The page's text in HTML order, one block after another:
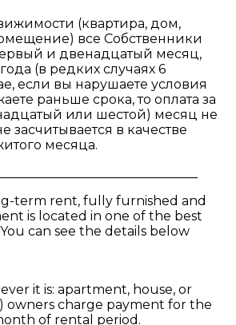
(квартира, дом,
все Собственники
и двенадцатый месяц,
(в редких случаях 6
если вы нарушаете условия
раньше срока, то оплата за
или шестой) месяц не
засчитывается в качестве
месяца.
term rent, fully furnished and
is located in one of the best
You can see the details below
it is: apartment, house, or
owners charge payment for the
of rental period.